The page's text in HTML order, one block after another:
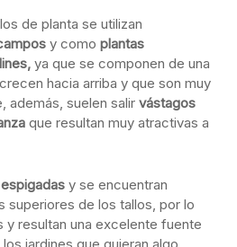
de planta se utilizan
y como plantas
ya que se componen de una
hacia arriba y que son muy
además, suelen salir vástagos
que resultan muy atractivas a
y se encuentran
superiores de los tallos, por lo
y resultan una excelente fuente